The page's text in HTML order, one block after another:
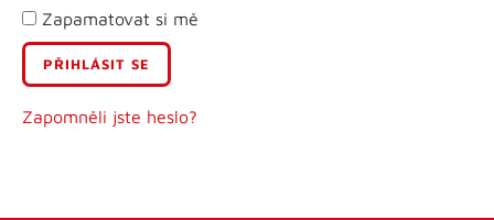
Zapamatovat si mě
Zapomněli jste heslo?
E-mail
Uživatelské jméno